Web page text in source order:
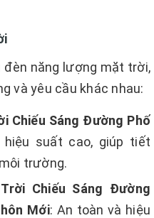
đèn năng lượng mặt trời,
và yêu cầu khác nhau:
Chiếu Sáng Đường Phố
suất cao, giúp tiết
trường.
Chiếu Sáng Đường
Mới: An toàn và hiệu